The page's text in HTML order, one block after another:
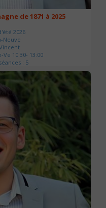
de 1871 à 2025
2026
Neuve
Ve 10:30- 13:00
: 5